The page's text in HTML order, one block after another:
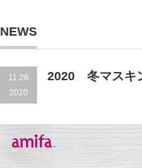
NEWS
11.26
2020
2020 冬マスキ